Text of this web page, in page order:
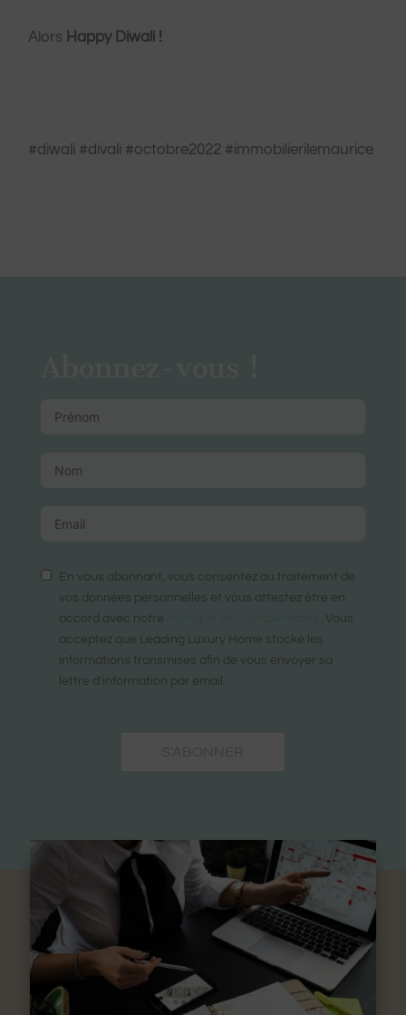
Alors Happy Diwali !
#diwali #divali #octobre2022 #immobilierilemaurice
En vous abonnant, vous consentez au traitement de
vos données personnelles et vous attestez être en
accord avec notre
. Vous
acceptez que Leading Luxury Home stocke les
informations transmises afin de vous envoyer sa
lettre d'information par email.
S'ABONNER